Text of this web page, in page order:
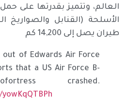
الأسلحة (القنابل والصواريخ
طيران يصل إلى 14,200 كم
out of Edwards Air Force
that a US Air Force B-
crashed.